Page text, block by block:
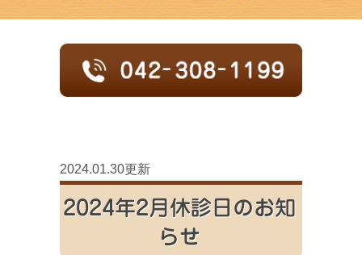
2024.01.30更新
2024年2月休診日のお知
らせ